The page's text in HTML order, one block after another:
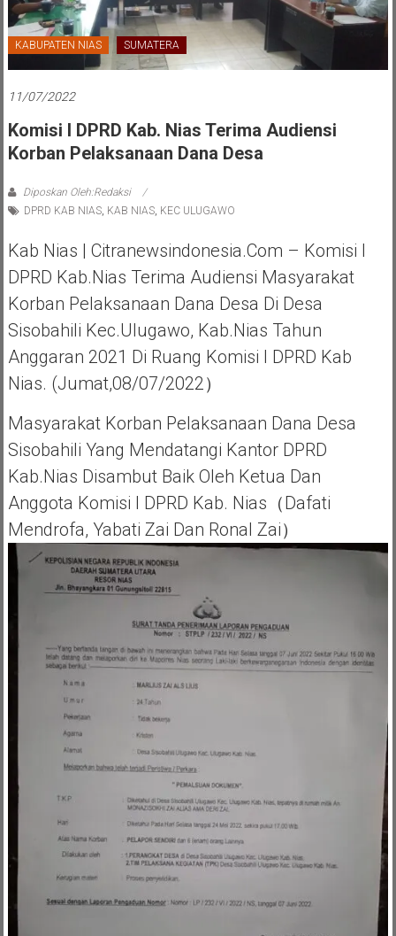
KABUPATEN NIAS SUMATERA
11/07/2022
Komisi I DPRD Kab. Nias Terima Audiensi
Korban Pelaksanaan Dana Desa
Diposkan Oleh:Redaksi
DPRD KAB NIAS, KAB NIAS, KEC ULUGAWO
Kab Nias | Citranewsindonesia.com – Komisi I
DPRD Kab.Nias Terima Audiensi Masyarakat
Korban Pelaksanaan Dana Desa Di Desa
Sisobahili Kec.Ulugawo, Kab.Nias Tahun
Anggaran 2021 Di Ruang Komisi I DPRD Kab
Nias. (Jumat,08/07/2022）
Masyarakat Korban Pelaksanaan Dana Desa
Sisobahili Yang Mendatangi Kantor DPRD
Kab.Nias Disambut Baik Oleh Ketua Dan
Anggota Komisi I DPRD Kab. Nias（Dafati
Mendrofa, Yabati Zai Dan Ronal Zai）